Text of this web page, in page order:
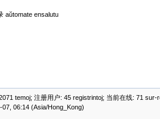
aŭtomate ensalutu
temoj; 注册用户: 45 registrintoj; 当前在线: 71
06:14 (Asia/Hong_Kong)